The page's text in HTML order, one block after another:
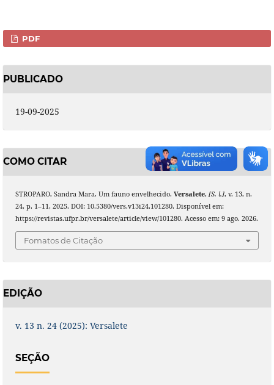
PDF
PUBLICADO
19-09-2025
COMO CITAR
STROPARO, Sandra Mara. Um fauno envelhecido. Versalete, [S. l.], v. 13, n.
24, p. 1–11, 2025. DOI: 10.5380/vers.v13i24.101280. Disponível em:
https://revistas.ufpr.br/versalete/article/view/101280. Acesso em: 9 ago. 2026.
Fomatos de Citação
EDIÇÃO
v. 13 n. 24 (2025): Versalete
SEÇÃO